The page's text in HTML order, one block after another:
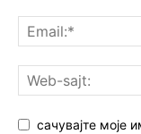
сачувајте моје